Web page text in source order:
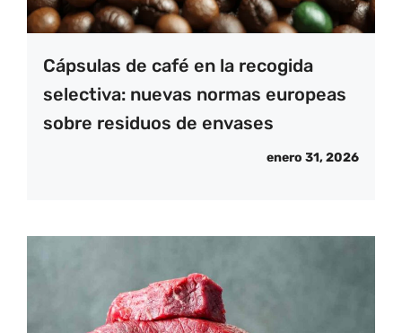
Cápsulas de café en la recogida
selectiva: nuevas normas europeas
sobre residuos de envases
enero 31, 2026